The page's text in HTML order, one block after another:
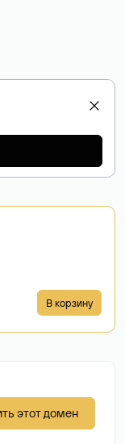
В корзину
этот домен